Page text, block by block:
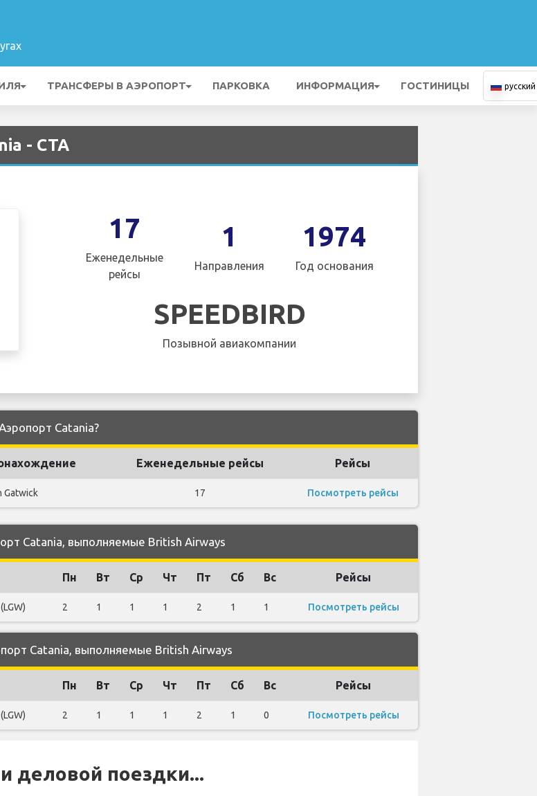
ТРАНСФЕРЫ В АЭРОПОРТ ПАРКОВКА ИНФОРМАЦИЯ ГОСТИНИЦЫ русский
- CTA
17
Еженедельные
рейсы
1
Направления
1974
Год основания
SPEEDBIRD
Позывной авиакомпании
Catania?
Еженедельные рейсы Рейсы
Gatwick 17 Посмотреть рейсы
Catania, выполняемые British Airways
Пн Вт Ср Чт Пт Сб Вс Рейсы
2 1 1 1 2 1 1 Посмотреть рейсы
Catania, выполняемые British Airways
Пн Вт Ср Чт Пт Сб Вс Рейсы
2 1 1 1 2 1 0 Посмотреть рейсы
деловой поездки...